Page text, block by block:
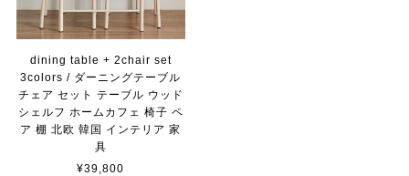
dining table + 2chair set
3colors / ダーニングテーブル
チェア セット テーブル ウッド
シェルフ ホームカフェ 椅子 ペ
ア 棚 北欧 韓国 インテリア 家
具
¥39,800